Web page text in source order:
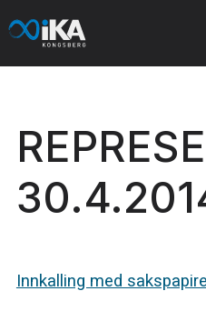
Hopp
til
Innkalling med